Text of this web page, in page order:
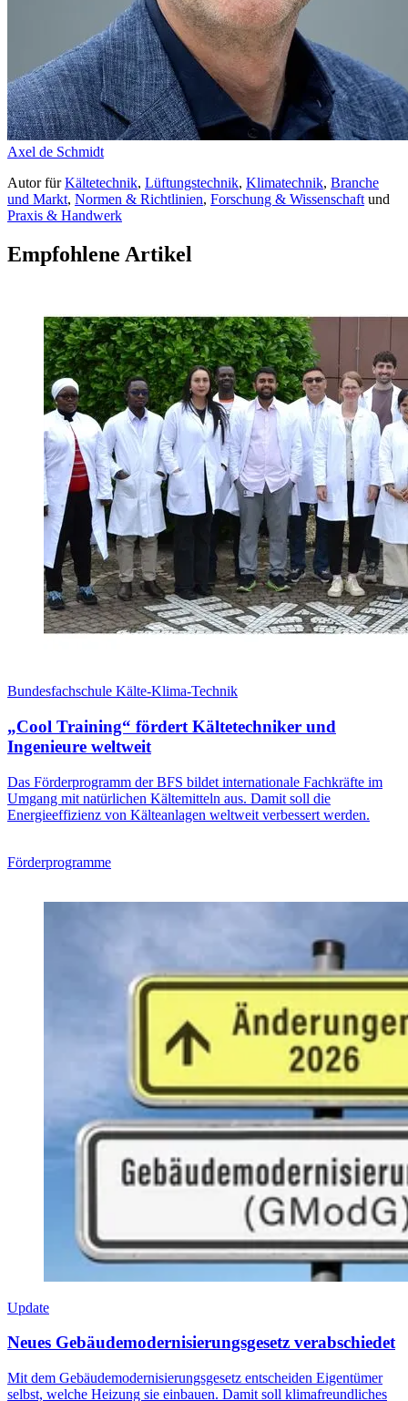
Axel de Schmidt
AutorfürKältetechnik, Lüftungstechnik, Klimatechnik, Branche
und Markt, Normen & Richtlinien, Forschung & Wissenschaftund
Praxis & Handwerk
Empfohlene Artikel
Bundesfachschule Kälte-Klima-Technik
„Cool Training“ fördert Kältetechniker und
Ingenieure weltweit
Das Förderprogramm der BFS bildet internationale Fachkräfte im
Umgang mit natürlichen Kältemitteln aus. Damit soll die
Energieeffizienz von Kälteanlagen weltweit verbessert werden.
Förderprogramme
Update
Neues Gebäudemodernisierungsgesetz verabschiedet
Mit dem Gebäudemodernisierungsgesetz entscheiden Eigentümer
selbst, welche Heizung sie einbauen. Damit soll klimafreundliches